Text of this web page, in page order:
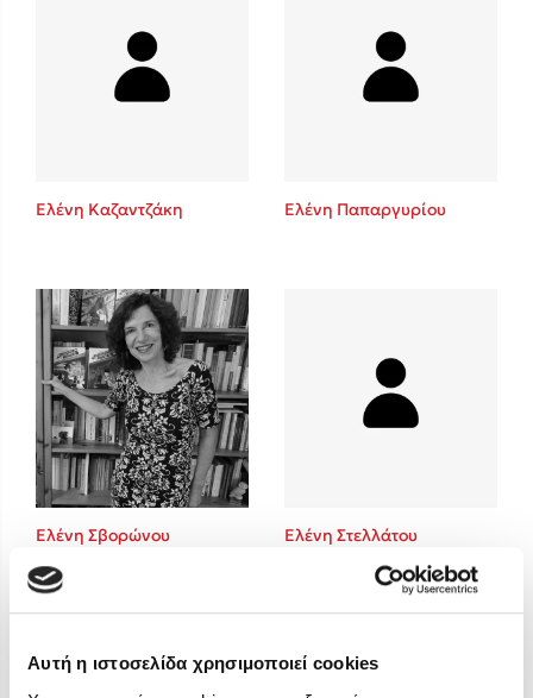
Αυτή η ιστοσελίδα χρησιμοποιεί cookies
Δημοφιλείς Συγγραφείς
Φυστίκι ΠουΚυλάει
Sebastian Fitzek
Κατρίνα Τσάνταλη
Lucinda Riley
Mimi Matthews
Benzamin Bécue
Rebecca Yarros
Teo Benedetti
Τζένη Κουτσοδημητροπούλου
Ali Hazelwood
Cori Doerrfeld
Pierdomenico Baccalario
Δανάη Ιμπραχήμ
Ελένη Καζαντζάκη Ελένη Παπαργυρίου
Ελένη Σβορώνου Ελένη Στελλάτου